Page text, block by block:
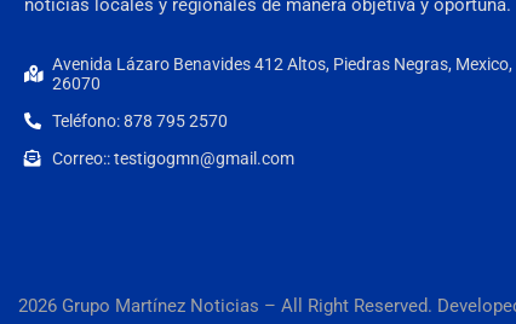
noticias locales y regionales de manera objetiva y oportuna.
Avenida Lázaro Benavides 412 Altos, Piedras Negras, Mexico,
26070
Teléfono: 878 795 2570
Correo:: testigogmn@gmail.com
2026 Grupo Martínez Noticias – All Right Reserved.